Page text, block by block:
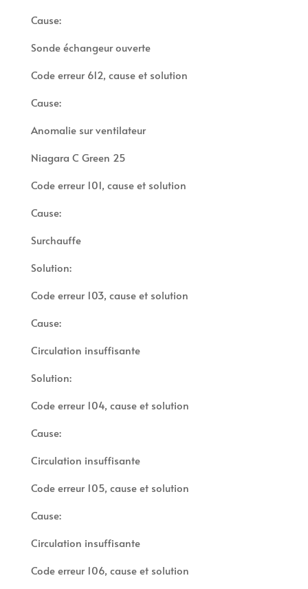
Cause:
Sonde échangeur ouverte
Code erreur 612, cause et solution
Cause:
Anomalie sur ventilateur
Niagara C Green 25
Code erreur 101, cause et solution
Cause:
Surchauffe
Solution:
Code erreur 103, cause et solution
Cause:
Circulation insuffisante
Solution:
Code erreur 104, cause et solution
Cause:
Circulation insuffisante
Code erreur 105, cause et solution
Cause:
Circulation insuffisante
Code erreur 106, cause et solution